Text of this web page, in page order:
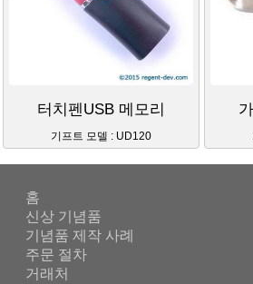
터치펜USB 메모리
기프트 모델 : UD120
홈
신상 기념품
기념품 제작 사례
주문 절차
거래처